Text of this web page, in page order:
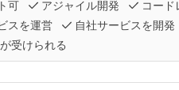
可 アジャイル開発
コー
スを運営 自社サービスを開発
受けられる